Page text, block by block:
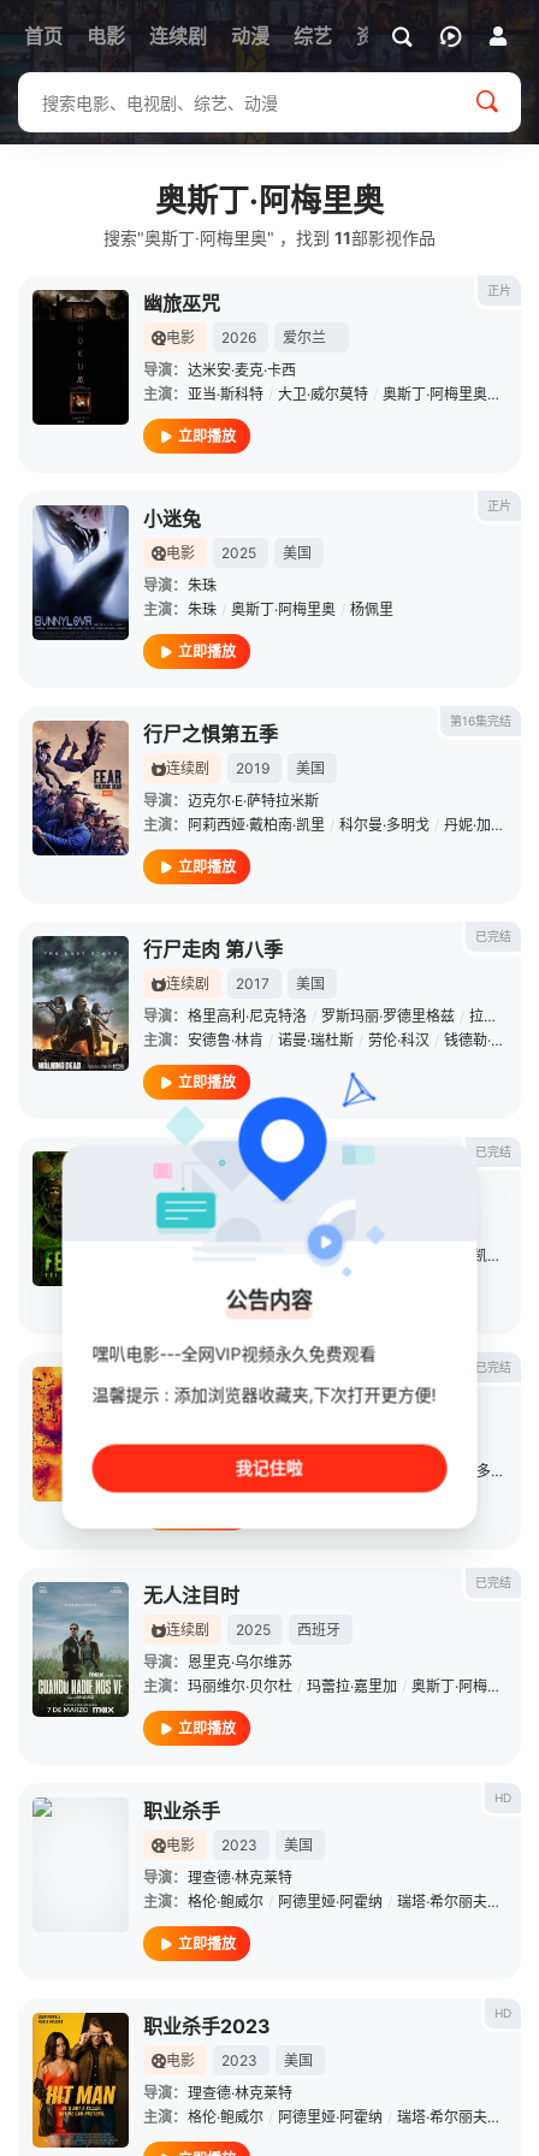
首页 电影 连续剧 动漫 综艺 资讯
奥斯丁·阿梅里奥
搜索"奥斯丁·阿梅里奥" ，找到 11部影视作品
正片
幽旅巫咒
电影 2026
爱尔兰
导演： 达米安·麦克·卡西
主演： 亚当·斯科特 / 大卫·威尔莫特 / 奥斯丁·阿梅里奥 /
立即播放
正片
小迷兔
电影 2025
美国
导演： 朱珠
主演： 朱珠 / 奥斯丁·阿梅里奥 / 杨佩里
立即播放
第16集完结
行尸之惧第五季
连续剧 2019
美国
导演： 迈克尔·E·萨特拉米斯
主演： 阿莉西娅·戴柏南·凯里 / 科尔曼·多明戈 / 丹妮·加西亚
立即播放
已完结
行尸走肉 第八季
连续剧 2017
美国
导演： 格里高利·尼克特洛 / 罗斯玛丽·罗德里格兹 / 拉里·滕
主演： 安德鲁·林肯 / 诺曼·瑞杜斯 / 劳伦·科汉 / 钱德勒·里格斯
立即播放
已完结
行尸之惧第八季
连续剧
导演：迈克尔·E·萨特拉米斯
奥斯丁·阿梅里奥 凯伦·戴维
立即播放
已完结
行尸之惧第七季
导演：迈克尔·E·萨特拉米斯
连尼·詹姆斯 / 阿莉西娅·戴柏南·凯里 科尔曼·多明戈
已完结
无人注目时
连续剧 2025
西班牙
导演： 恩里克·乌尔维苏
主演： 玛丽维尔·贝尔杜 / 玛蕾拉·嘉里加 / 奥斯丁·阿梅里奥
立即播放
HD
职业杀手
电影 2023
美国
导演： 理查德·林克莱特
主演： 格伦·鲍威尔 / 阿德里娅·阿霍纳 / 瑞塔·希尔丽夫 /
立即播放
HD
职业杀手2023
电影 2023
美国
导演： 理查德·林克莱特
主演： 格伦·鲍威尔 / 阿德里娅·阿霍纳 / 瑞塔·希尔丽夫 /
公告内容
嘿叭电影---全网VIP视频永久免费观看
温馨提示 : 添加浏览器收藏夹,下次打开更方便!
我记住啦